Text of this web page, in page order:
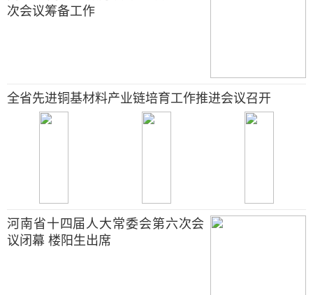
次会议筹备工作
全省先进铜基材料产业链培育工作推进会议召开
河南省十四届人大常委会第六次会
议闭幕 楼阳生出席